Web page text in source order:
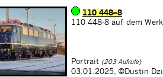
110 448–8
110 448-8 auf dem
Portrait (203 Aufrufe)
03.01.2025, ©Dustin